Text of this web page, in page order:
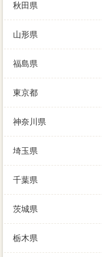
秋田県
山形県
福島県
東京都
神奈川県
埼玉県
千葉県
茨城県
栃木県